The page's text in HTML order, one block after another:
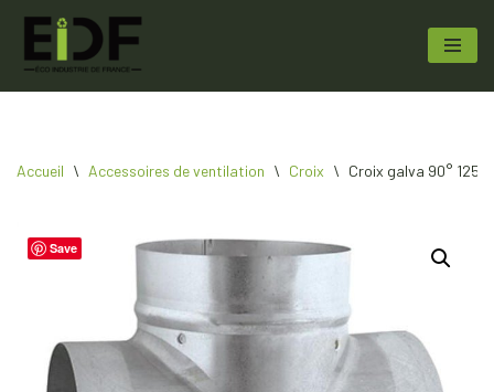
Aller
Accueil \ Accessoires de ventilation \ Croix \ Croix galva 90°
Save